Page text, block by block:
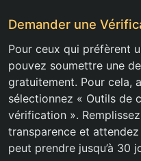
Demander une
Pour ceux qui préfèrent
pouvez soumettre une
gratuitement. Pour cela,
sélectionnez « Outils de
vérification ».
transparence et
peut prendre jusqu’à 30